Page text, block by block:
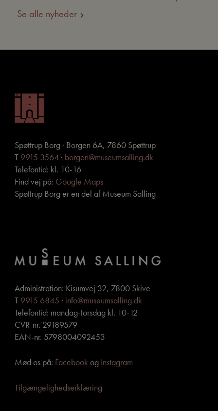
Se alle nyheder
Spøttrup Borg · Borgen 6A, 7860 Spøttrup
T 9915 3564 · borgen@museumsalling.dk
Telefontid: kl. 10-16
Find vej på: Google Maps
Spøttrup Borg er en del af Museum Salling
Administration: Kisumvej 32, 7800 Skive
T 9915 6845 · info@museumsalling.dk
Telefontid: mandag-torsdag kl. 10-12
CVR-nr. 29189579
EAN-nr. 5798004092453
Mød os på: Facebook og Instagram
Tilgængelighedserklæring